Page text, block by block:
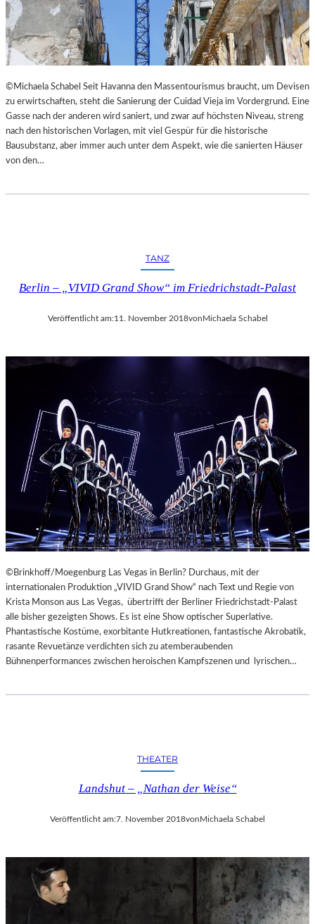
E
S
T
H
E
T
E
R
I
M
L
A
N
E
S
T
H
E
E
E
B
E
©Michaela Schabel Seit Havanna den Massentourismus braucht, um Devisen
zu erwirtschaften, steht die Sanierung der Cuidad Vieja im Vordergrund. Eine
Gasse nach der anderen wird saniert, und zwar auf höchsten Niveau, streng
nach den historischen Vorlagen, mit viel Gespür für die historische
Bausubstanz, aber immer auch unter dem Aspekt, wie die sanierten Häuser
von den…
TANZ
Berlin – „VIVID Grand Show“ im Friedrichstadt-Palast
Veröffentlicht am:11. November 2018vonMichaela Schabel
©Brinkhoff/Moegenburg Las Vegas in Berlin? Durchaus, mit der
internationalen Produktion „VIVID Grand Show“ nach Text und Regie von
Krista Monson aus Las Vegas, übertrifft der Berliner Friedrichstadt-Palast
alle bisher gezeigten Shows. Es ist eine Show optischer Superlative.
Phantastische Kostüme, exorbitante Hutkreationen, fantastische Akrobatik,
rasante Revuetänze verdichten sich zu atemberaubenden
Bühnenperformances zwischen heroischen Kampfszenen und lyrischen…
THEATER
Landshut – „Nathan der Weise“
Veröffentlicht am:7. November 2018vonMichaela Schabel